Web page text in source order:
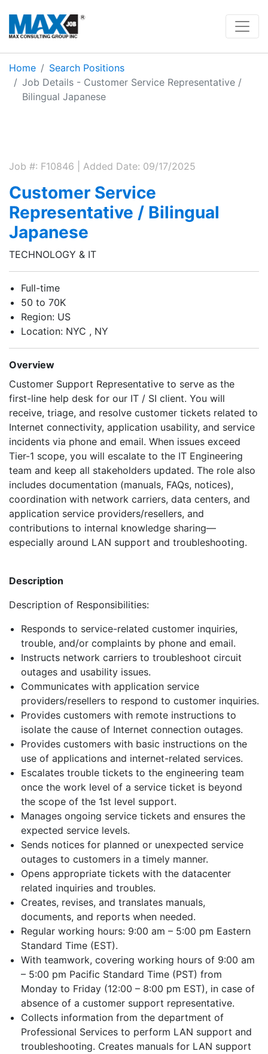
Home
Search Positions
Job Details - Customer Service Representative /
Bilingual Japanese
Job #: F10846 | Added Date: 09/17/2025
Customer Service
Representative / Bilingual
Japanese
TECHNOLOGY & IT
Full-time
50 to 70K
Region: US
Location: NYC , NY
Overview
Customer Support Representative to serve as the
first-line help desk for our IT / SI client. You will
receive, triage, and resolve customer tickets related to
Internet connectivity, application usability, and service
incidents via phone and email. When issues exceed
Tier-1 scope, you will escalate to the IT Engineering
team and keep all stakeholders updated. The role also
includes documentation (manuals, FAQs, notices),
coordination with network carriers, data centers, and
application service providers/resellers, and
contributions to internal knowledge sharing—
especially around LAN support and troubleshooting.
Description
Description of Responsibilities:
Responds to service-related customer inquiries,
trouble, and/or complaints by phone and email.
Instructs network carriers to troubleshoot circuit
outages and usability issues.
Communicates with application service
providers/resellers to respond to customer inquiries.
Provides customers with remote instructions to
isolate the cause of Internet connection outages.
Provides customers with basic instructions on the
use of applications and internet-related services.
Escalates trouble tickets to the engineering team
once the work level of a service ticket is beyond
the scope of the 1st level support.
Manages ongoing service tickets and ensures the
expected service levels.
Sends notices for planned or unexpected service
outages to customers in a timely manner.
Opens appropriate tickets with the datacenter
related inquiries and troubles.
Creates, revises, and translates manuals,
documents, and reports when needed.
Regular working hours: 9:00 am – 5:00 pm Eastern
Standard Time (EST).
With teamwork, covering working hours of 9:00 am
– 5:00 pm Pacific Standard Time (PST) from
Monday to Friday (12:00 – 8:00 pm EST), in case of
absence of a customer support representative.
Collects information from the department of
Professional Services to perform LAN support and
troubleshooting. Creates manuals for LAN support